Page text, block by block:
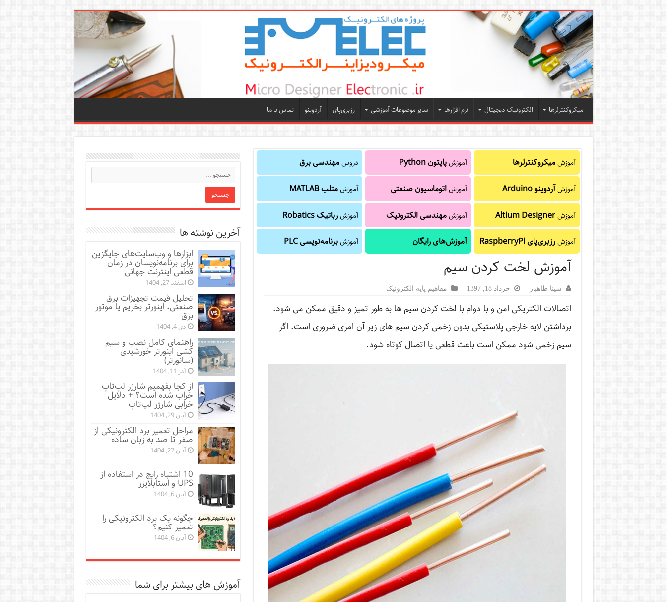
میکروکنترلرها الکترونیک دیجیتال نرم افزارها سایر موضوعات آموزشی رزبری‌پای آردوینو تماس با ما
آموزشمیکروکنترلرها
آموزشآردوینو Arduino
آموزشAltium Designer
آموزشرزبری‌پای RaspberryPi
آموزشپایتون Python
آموزشاتوماسیون صنعتی
آموزشمهندسی الکترونیک
آموزش‌های رایگان
دروسمهندسی برق
آموزشمتلب MATLAB
آموزشرباتیک Robatics
آموزشبرنامه‌نویسی PLC
آموزش لخت کردن سیم
سینا طاهباز خرداد 18, 1397 مفاهیم پایه الکترونیک
اتصالات الکتریکی امن و با دوام با لخت کردن سیم ها به طور تمیز و دقیق ممکن می شود.
برداشتن لایه خارجی پلاستیکی بدون زخمی کردن سیم های زیر آن امری ضروری است. اگر
سیم زخمی شود ممکن است باعث قطعی یا اتصال کوتاه شود.
آخرین نوشته ها
ابزارها و وب‌سایت‌های جایگزین
برای برنامه‌نویسان در زمان
قطعی اینترنت جهانی
اسفند 27, 1404
تحلیل قیمت تجهیزات برق
صنعتی، اینورتر بخریم یا موتور
برق
دی 4, 1404
راهنمای کامل نصب و سیم
کشی اینورتر خورشیدی
(سانورتر)
آذر 11, 1404
از کجا بفهمیم شارژر لپ‌تاپ
خراب شده است؟ + دلایل
خرابی شارژر لپ‌تاپ
آبان 29, 1404
مراحل تعمیر برد الکترونیکی از
صفر تا صد به زبان ساده
آبان 22, 1404
10 اشتباه رایج در استفاده از
UPS و استابلایزر
آبان 6, 1404
چگونه یک برد الکترونیکی را
تعمیر کنیم؟
آبان 6, 1404
آموزش های بیشتر برای شما